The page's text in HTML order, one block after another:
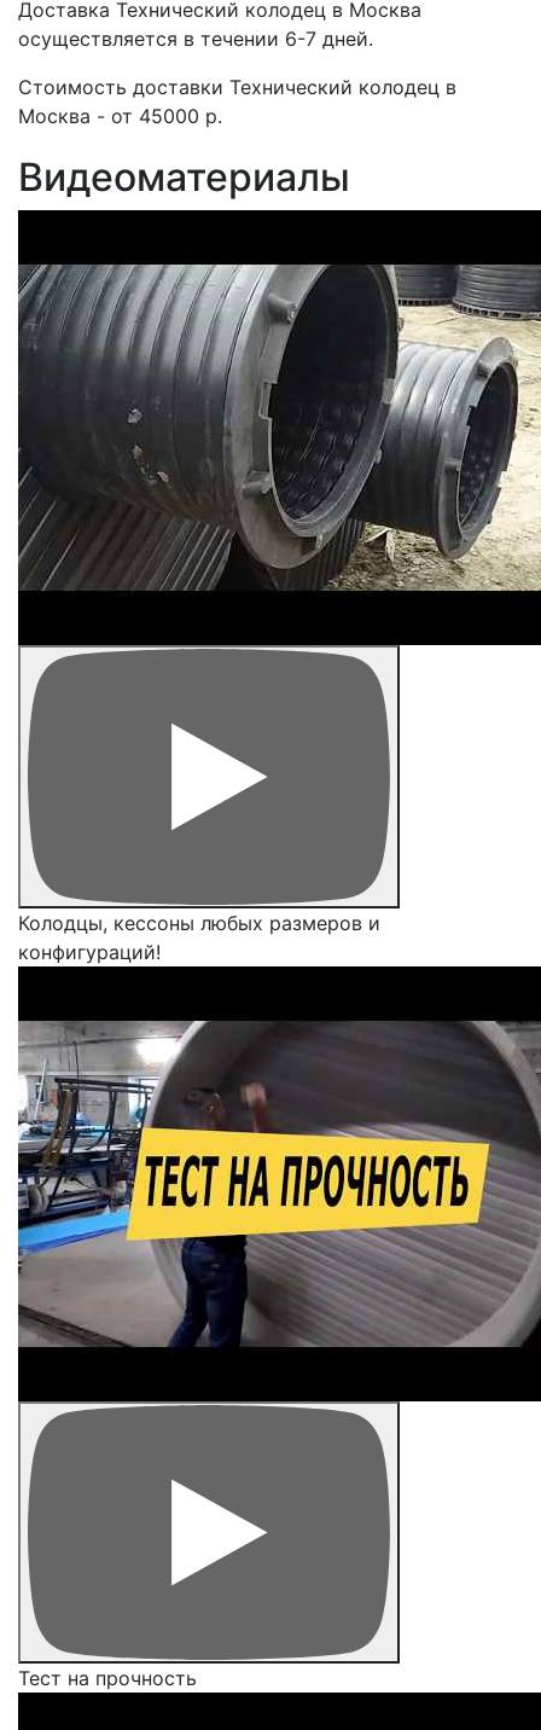
Доставка Технический колодец в Москва
осуществляется в течении 6-7 дней.
Стоимость доставки Технический колодец в
Москва - от 45000 р.
Видеоматериалы
Колодцы, кессоны любых размеров и
конфигураций!
Тест на прочность